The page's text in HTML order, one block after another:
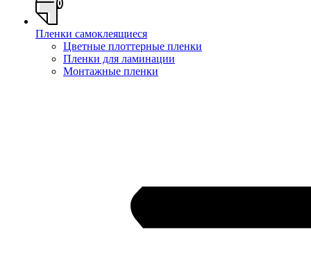
Пленки самоклеящиеся
Цветные плоттерные пленки
Пленки для ламинации
Монтажные пленки